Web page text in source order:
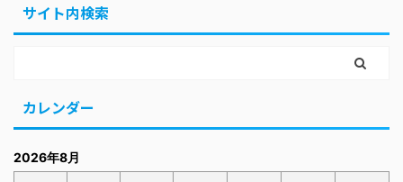
サイト内検索
カレンダー
2026年8月